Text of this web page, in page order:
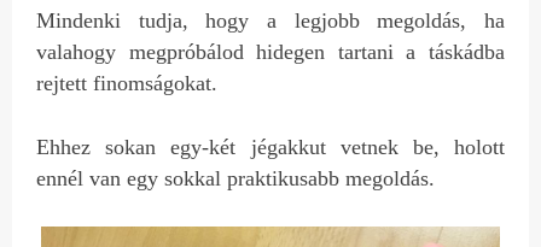
Mindenki tudja, hogy a legjobb megoldás, ha
valahogy megpróbálod hidegen tartani a táskádba
rejtett finomságokat.
Ehhez sokan egy-két jégakkut vetnek be, holott
ennél van egy sokkal praktikusabb megoldás.